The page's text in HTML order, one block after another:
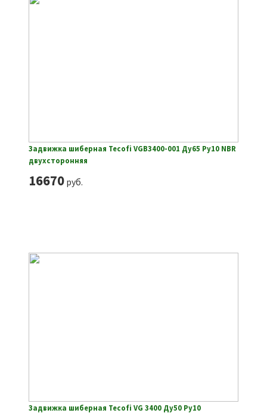
Задвижка шиберная Tecofi VGB3400-001 Ду65 Ру10 NBR
двухсторонняя
16670руб.
Задвижка шиберная Tecofi VG 3400 Ду50 Ру10